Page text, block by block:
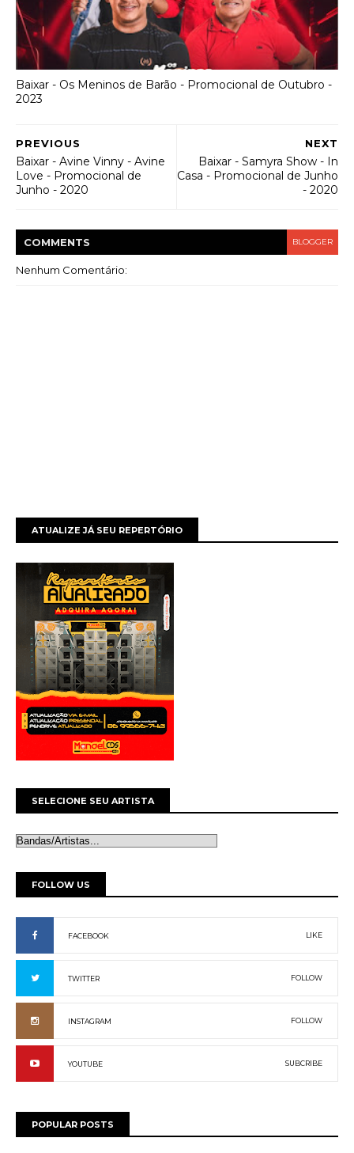
Baixar - Os Meninos de Barão - Promocional de Outubro -
2023
NEXT
Baixar - Samyra Show - In
Casa - Promocional de Junho
- 2020
PREVIOUS
Baixar - Avine Vinny - Avine
Love - Promocional de
Junho - 2020
COMMENTS BLOGGER
Nenhum Comentário:
ATUALIZE JÁ SEU REPERTÓRIO
SELECIONE SEU ARTISTA
FOLLOW US
FACEBOOK LIKE
TWITTER FOLLOW
INSTAGRAM FOLLOW
YOUTUBE SUBCRIBE
POPULAR POSTS